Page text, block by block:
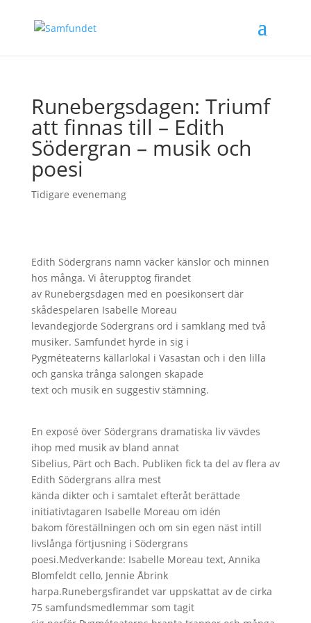
Runebergsdagen: Triumf
att finnas till – Edith
Södergran – musik och
poesi
Tidigare evenemang
Edith Södergrans namn väcker känslor och minnen
hos många. Vi återupptog firandet
av Runebergsdagen med en poesikonsert där
skådespelaren Isabelle Moreau
levandegjorde Södergrans ord i samklang med två
musiker. Samfundet hyrde in sig i
Pygméteaterns källarlokal i Vasastan och i den lilla
och ganska trånga salongen skapade
text och musik en suggestiv stämning.
En exposé över Södergrans dramatiska liv vävdes
ihop med musik av bland annat
Sibelius, Pärt och Bach. Publiken fick ta del av flera av
Edith Södergrans allra mest
kända dikter och i samtalet efteråt berättade
initiativtagaren Isabelle Moreau om idén
bakom föreställningen och om sin egen näst intill
livslånga förtjusning i Södergrans
poesi.Medverkande: Isabelle Moreau text, Annika
Blomfeldt cello, Jennie Åbrink
harpa.Runebergsfirandet var uppskattat av de cirka
75 samfundsmedlemmar som tagit